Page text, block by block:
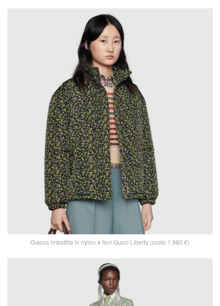
Giacca imbottita in nylon a fiori Gucci Liberty (costo 1.980 €)